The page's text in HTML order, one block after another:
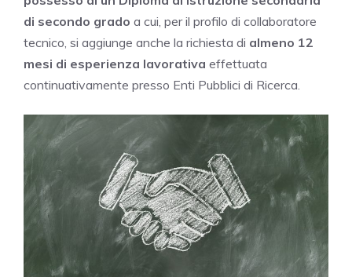
di secondo grado a cui, per il profilo di collaboratore
tecnico, si aggiunge anche la richiesta di almeno 12
mesi di esperienza lavorativa effettuata
continuativamente presso Enti Pubblici di Ricerca.